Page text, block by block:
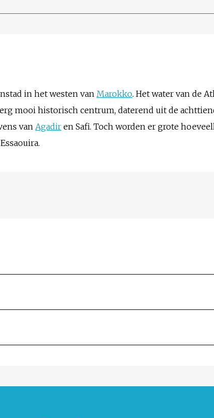
in het westen van Marokko. Het water van de
mooi historisch centrum, daterend uit de
van Agadir en Safi. Toch worden er grote